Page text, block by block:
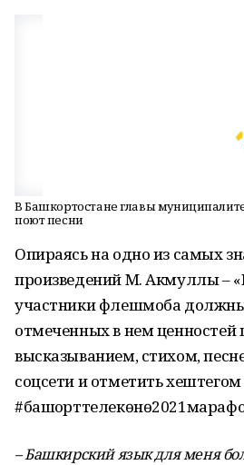
В Башкортостане главы
поют песни
Опираясь на одно из самых
произведений М. Акмуллы –
участники флешмоба
отмеченных в нем ценностей
высказыванием, стихом,
соцсети и отметить хештегом
– Башкирский язык для меня